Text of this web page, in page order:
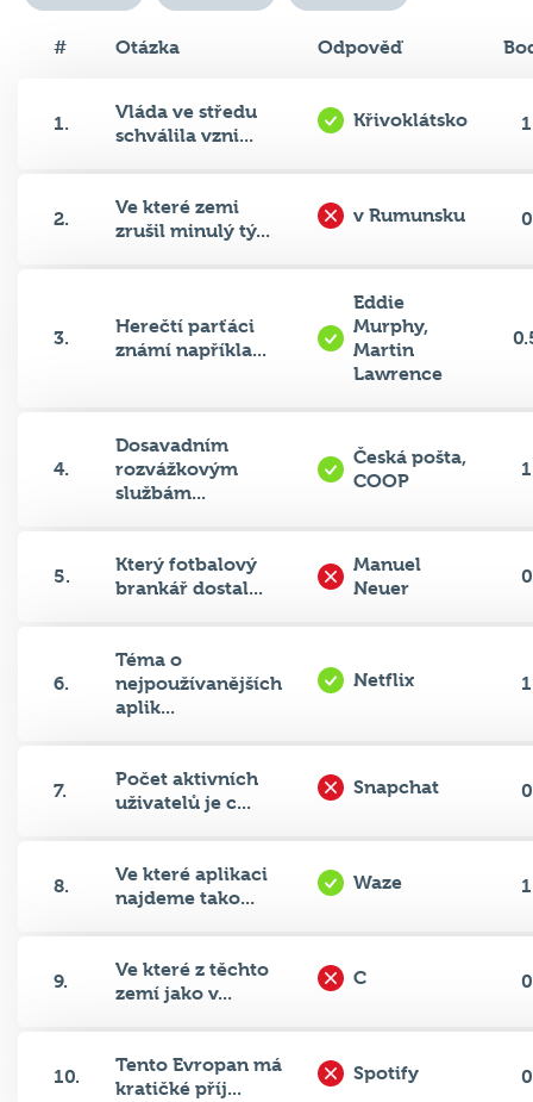
# Otázka Odpověď
1.
Vláda ve středu
schválila vzni...
Křivoklátsko 1
2.
Ve které zemi
zrušil minulý tý...
v Rumunsku 0
3.
Herečtí parťáci
známí napříkla...
Eddie
Murphy,
Martin
Lawrence
4.
Dosavadním
rozvážkovým
službám...
Česká pošta,
COOP
1
5.
Který fotbalový
brankář dostal...
Manuel
Neuer
0
6.
Téma o
nejpoužívanějších
aplik...
Netflix 1
7.
Počet aktivních
uživatelů je c...
Snapchat 0
8.
Ve které aplikaci
najdeme tako...
Waze 1
9.
Ve které z těchto
zemí jako v...
C 0
10.
Tento Evropan má
kratičké příj...
Spotify 0